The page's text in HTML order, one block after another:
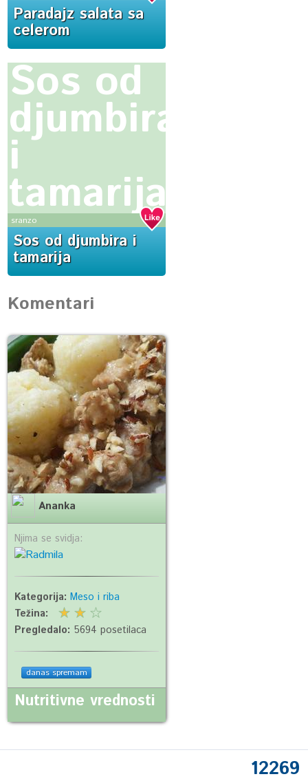
Paradajz salata sa
celerom
Sos od
djumbira
i
tamarija
sranzo
Sos od djumbira i
tamarija
Komentari
Ananka
Njima se svidja:
Kategorija:Meso i riba
Težina:
Pregledalo: 5694 posetilaca
danas spremam
Nutritivne vrednosti
12269